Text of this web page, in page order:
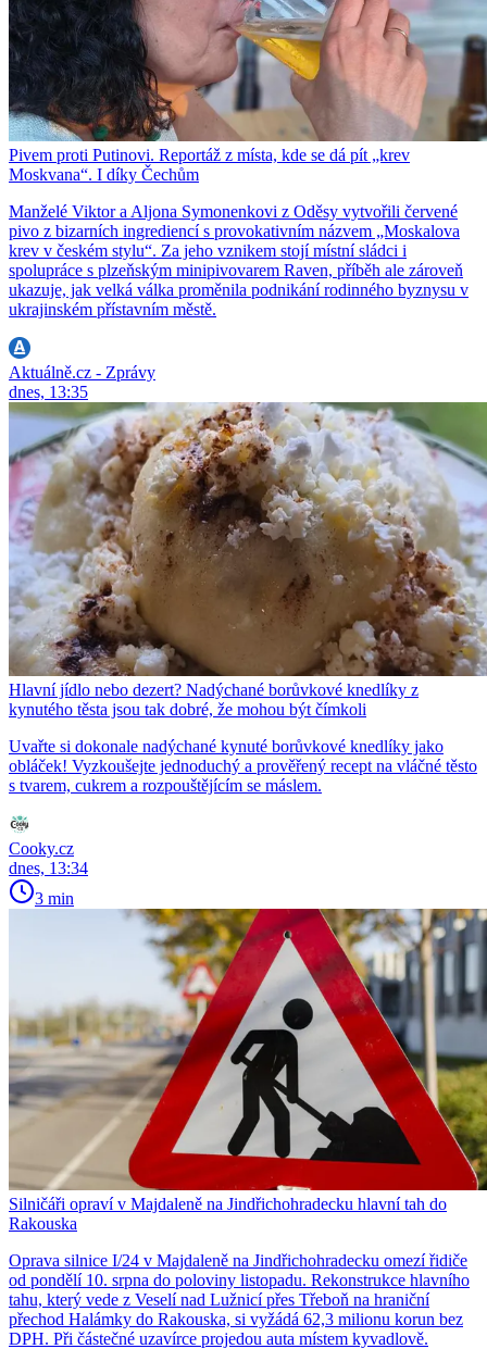
Pivem proti Putinovi. Reportáž z místa, kde se dá pít „krev
Moskvana“. I díky Čechům
Manželé Viktor a Aljona Symonenkovi z Oděsy vytvořili červené
pivo z bizarních ingrediencí s provokativním názvem „Moskalova
krev v českém stylu“. Za jeho vznikem stojí místní sládci i
spolupráce s plzeňským minipivovarem Raven, příběh ale zároveň
ukazuje, jak velká válka proměnila podnikání rodinného byznysu v
ukrajinském přístavním městě.
Aktuálně.cz - Zprávy
dnes, 13:35
Hlavní jídlo nebo dezert? Nadýchané borůvkové knedlíky z
kynutého těsta jsou tak dobré, že mohou být čímkoli
Uvařte si dokonale nadýchané kynuté borůvkové knedlíky jako
obláček! Vyzkoušejte jednoduchý a prověřený recept na vláčné těsto
s tvarem, cukrem a rozpouštějícím se máslem.
Cooky.cz
dnes, 13:34
3 min
Silničáři opraví v Majdaleně na Jindřichohradecku hlavní tah do
Rakouska
Oprava silnice I/24 v Majdaleně na Jindřichohradecku omezí řidiče
od pondělí 10. srpna do poloviny listopadu. Rekonstrukce hlavního
tahu, který vede z Veselí nad Lužnicí přes Třeboň na hraniční
přechod Halámky do Rakouska, si vyžádá 62,3 milionu korun bez
DPH. Při částečné uzavírce projedou auta místem kyvadlově.